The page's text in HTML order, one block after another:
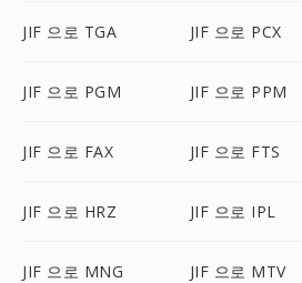
JIF 으로 TGA JIF 으로 PCX
JIF 으로 PGM JIF 으로 PPM
JIF 으로 FAX JIF 으로 FTS
JIF 으로 HRZ JIF 으로 IPL
JIF 으로 MNG JIF 으로 MTV